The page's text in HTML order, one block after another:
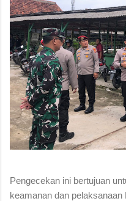
Pengecekan ini bertujuan
keamanan dan